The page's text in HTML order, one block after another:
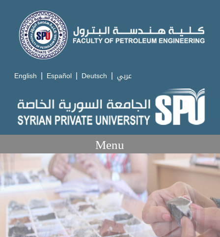
English | Español | Deutsch | عربي
Menu